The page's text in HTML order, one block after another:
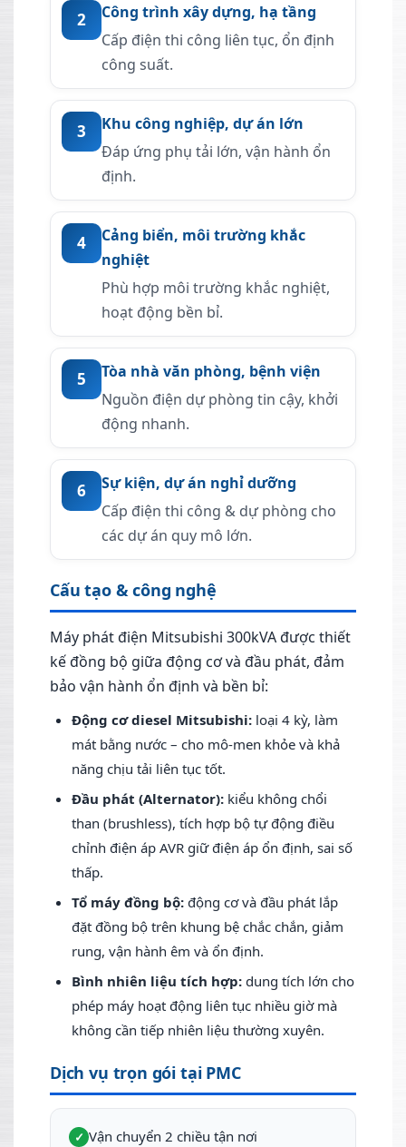
2
Công trình xây dựng, hạ tầng
Cấp điện thi công liên tục, ổn định
công suất.
3
Khu công nghiệp, dự án lớn
Đáp ứng phụ tải lớn, vận hành ổn
định.
4
Cảng biển, môi trường khắc
nghiệt
Phù hợp môi trường khắc nghiệt,
hoạt động bền bỉ.
5
Tòa nhà văn phòng, bệnh viện
Nguồn điện dự phòng tin cậy, khởi
động nhanh.
6
Sự kiện, dự án nghỉ dưỡng
Cấp điện thi công & dự phòng cho
các dự án quy mô lớn.
Cấu tạo & công nghệ
Máy phát điện Mitsubishi 300kVA được thiết
kế đồng bộ giữa động cơ và đầu phát, đảm
bảo vận hành ổn định và bền bỉ:
Động cơ diesel Mitsubishi: loại 4 kỳ, làm
mát bằng nước – cho mô-men khỏe và khả
năng chịu tải liên tục tốt.
Đầu phát (Alternator): kiểu không chổi
than (brushless), tích hợp bộ tự động điều
chỉnh điện áp AVR giữ điện áp ổn định, sai số
thấp.
Tổ máy đồng bộ: động cơ và đầu phát lắp
đặt đồng bộ trên khung bệ chắc chắn, giảm
rung, vận hành êm và ổn định.
Bình nhiên liệu tích hợp: dung tích lớn cho
phép máy hoạt động liên tục nhiều giờ mà
không cần tiếp nhiên liệu thường xuyên.
Dịch vụ trọn gói tại PMC
✓ Vận chuyển 2 chiều tận nơi